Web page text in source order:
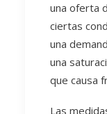
una oferta
ciertas
una
una
que causa
Las